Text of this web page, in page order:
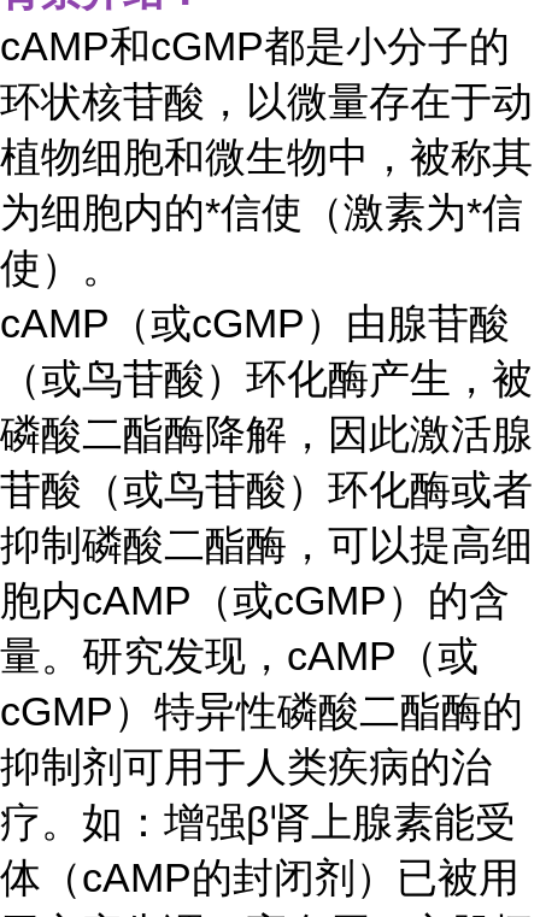
cAMP和cGMP都是小分子的
环状核苷酸，以微量存在于动
植物细胞和微生物中，被称其
为细胞内的*信使（激素为*信
使）。
cAMP（或cGMP）由腺苷酸
（或鸟苷酸）环化酶产生，被
磷酸二酯酶降解，因此激活腺
苷酸（或鸟苷酸）环化酶或者
抑制磷酸二酯酶，可以提高细
胞内cAMP（或cGMP）的含
量。研究发现，cAMP（或
cGMP）特异性磷酸二酯酶的
抑制剂可用于人类疾病的治
疗。如：增强β肾上腺素能受
体（cAMP的封闭剂）已被用